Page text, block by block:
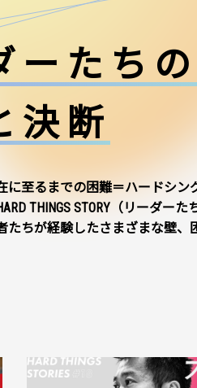
ーたちの
決断
に至るまでの困難＝ハードシン
THINGS STORY（リーダーた
たちが経験したさまざまな壁、